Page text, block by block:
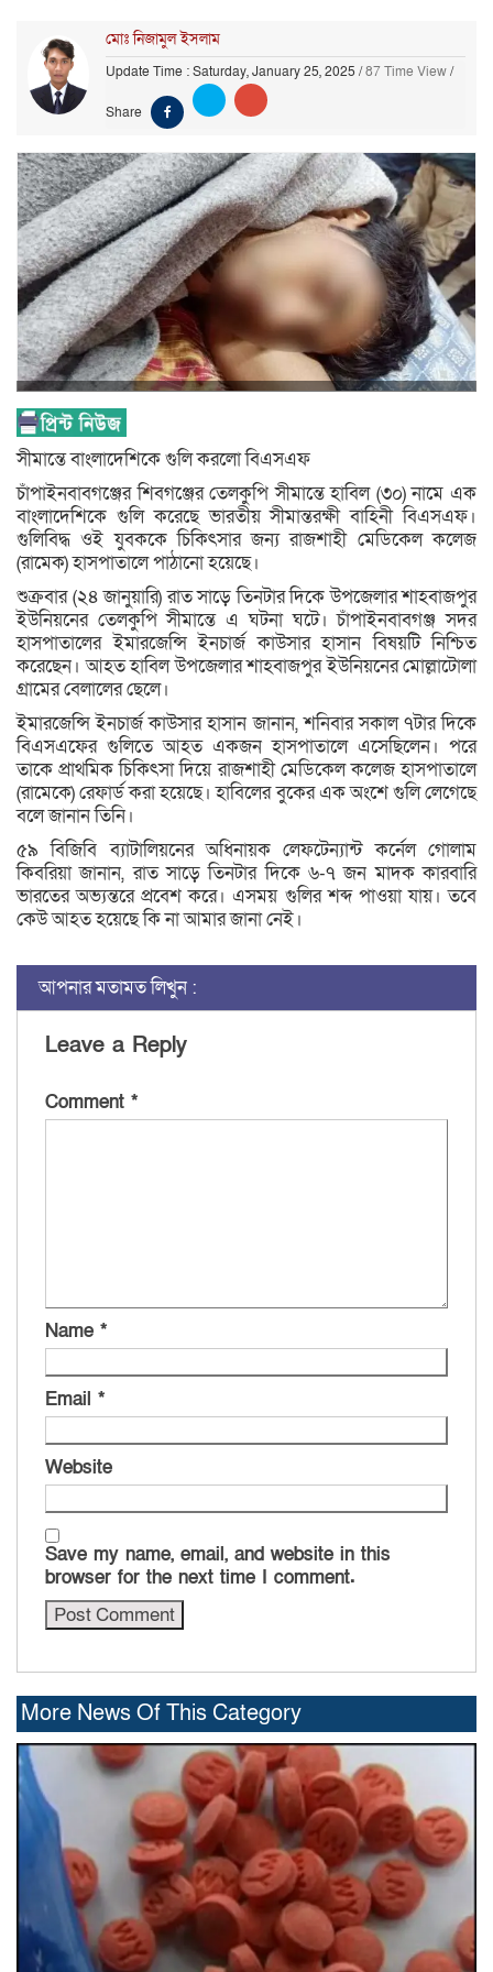
মোঃ নিজামুল ইসলাম
Update Time : Saturday, January 25, 2025 /87 Time View/
Share
সীমান্তে বাংলাদেশিকে গুলি করলো বিএসএফ
চাঁপাইনবাবগঞ্জের শিবগঞ্জের তেলকুপি সীমান্তে হাবিল (৩০) নামে এক
বাংলাদেশিকে গুলি করেছে ভারতীয় সীমান্তরক্ষী বাহিনী বিএসএফ।
গুলিবিদ্ধ ওই যুবককে চিকিৎসার জন্য রাজশাহী মেডিকেল কলেজ
(রামেক) হাসপাতালে পাঠানো হয়েছে।
শুক্রবার (২৪ জানুয়ারি) রাত সাড়ে তিনটার দিকে উপজেলার শাহবাজপুর
ইউনিয়নের তেলকুপি সীমান্তে এ ঘটনা ঘটে। চাঁপাইনবাবগঞ্জ সদর
হাসপাতালের ইমারজেন্সি ইনচার্জ কাউসার হাসান বিষয়টি নিশ্চিত
করেছেন। আহত হাবিল উপজেলার শাহবাজপুর ইউনিয়নের মোল্লাটোলা
গ্রামের বেলালের ছেলে।
ইমারজেন্সি ইনচার্জ কাউসার হাসান জানান, শনিবার সকাল ৭টার দিকে
বিএসএফের গুলিতে আহত একজন হাসপাতালে এসেছিলেন। পরে
তাকে প্রাথমিক চিকিৎসা দিয়ে রাজশাহী মেডিকেল কলেজ হাসপাতালে
(রামেকে) রেফার্ড করা হয়েছে। হাবিলের বুকের এক অংশে গুলি লেগেছে
বলে জানান তিনি।
৫৯ বিজিবি ব্যাটালিয়নের অধিনায়ক লেফটেন্যান্ট কর্নেল গোলাম
কিবরিয়া জানান, রাত সাড়ে তিনটার দিকে ৬-৭ জন মাদক কারবারি
ভারতের অভ্যন্তরে প্রবেশ করে। এসময় গুলির শব্দ পাওয়া যায়। তবে
কেউ আহত হয়েছে কি না আমার জানা নেই।
আপনার মতামত লিখুন :
Leave a Reply
Comment *
Name *
Email *
Website
Save my name, email, and website in this
browser for the next time I comment.
More News Of This Category